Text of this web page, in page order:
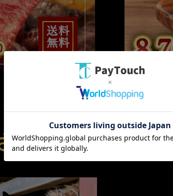
の秘密は、こだ